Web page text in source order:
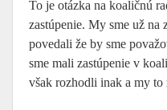
To je otázka na koaličnú
zastúpenie. My sme už na
povedali že by sme
sme mali zastúpenie v
však rozhodli inak a my to